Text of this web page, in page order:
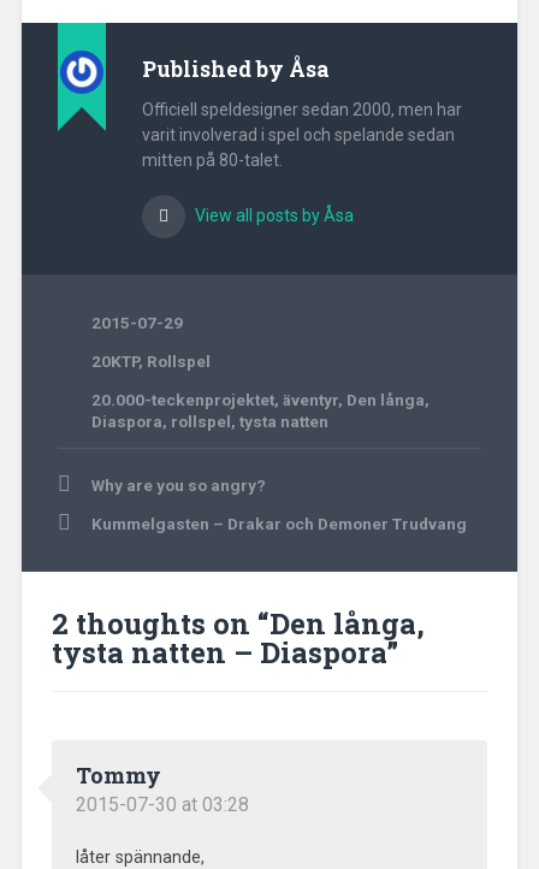
Published by Åsa
Officiell speldesigner sedan 2000, men har
varit involverad i spel och spelande sedan
mitten på 80-talet.
View all posts by Åsa
2015-07-29
20KTP, Rollspel
20.000-teckenprojektet, äventyr, Den långa,
Diaspora, rollspel, tysta natten
Post
navigation
Why are you so angry?
Kummelgasten – Drakar och Demoner Trudvang
2 thoughts on “Den långa,
tysta natten – Diaspora”
Tommy
2015-07-30 at 03:28
låter spännande,